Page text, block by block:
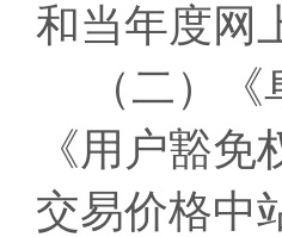
和当年度网
（二）
《用户豁
交易价格中